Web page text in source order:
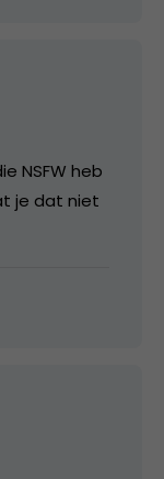
NSFW heb
je dat niet